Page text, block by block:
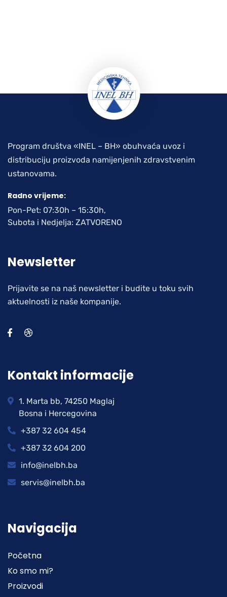
Program društva «INEL – BH» obuhvaća uvoz i
distribuciju proizvoda namijenjenih zdravstvenim
ustanovama.
Radno vrijeme:
Pon-Pet: 07:30h – 15:30h,
Subota i Nedjelja: ZATVORENO
Newsletter
Prijavite se na naš newsletter i budite u toku svih
aktuelnosti iz naše kompanije.
Kontakt informacije
1. Marta bb, 74250 Maglaj
Bosna i Hercegovina
+387 32 604 454
+387 32 604 200
info@inelbh.ba
servis@inelbh.ba
Navigacija
Početna
Ko smo mi?
Proizvodi